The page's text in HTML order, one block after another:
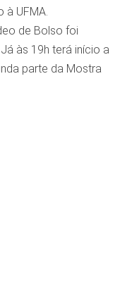
à UFMA.
de Bolso foi
às 19h terá início a
parte da Mostra